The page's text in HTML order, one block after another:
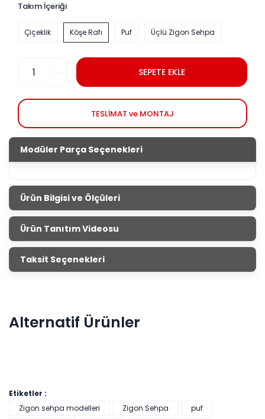
Takım İçeriği
Çiçeklik Köşe Rafı Puf Üçlü Zigon Sehpa
SEPETE EKLE
TESLİMAT ve MONTAJ
Modüler Parça Seçenekleri
Ürün Bilgisi ve Ölçüleri
Aksesuar Setleri
Salonların tamamlayıcısı aksesuar setleri ile evini
mağazalarımızdan satın alarak evini dekore edebilirsin.
Ürün Tanıtım Videosu
Taksit Seçenekleri
Alternatif Ürünler
Etiketler :
Zigon sehpa modelleri
Zigon Sehpa
puf